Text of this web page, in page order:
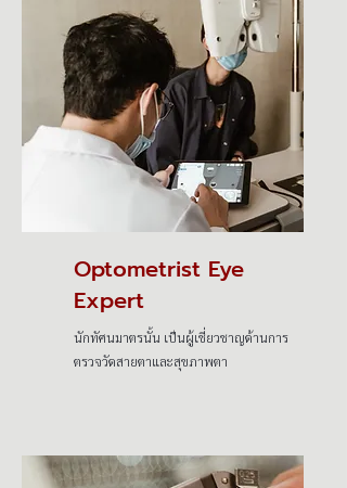
Optometrist Eye
Expert
นักทัศนมาตรนั้น เป็นผู้เชี่ยวชาญด้านการ
ตรวจวัดสายตาและสุขภาพตา